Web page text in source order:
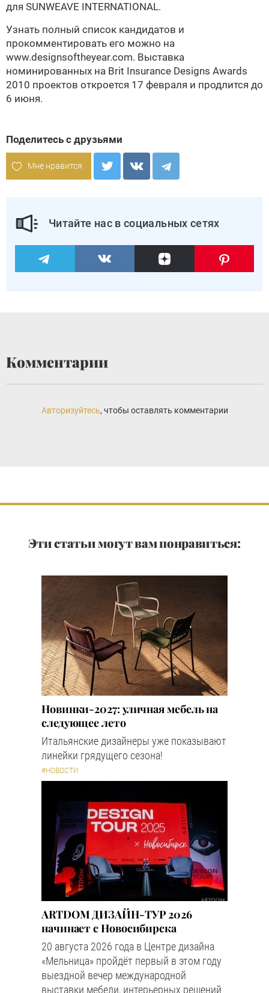
для SUNWEAVE INTERNATIONAL.
Узнать полный список кандидатов и
прокомментировать его можно на
www.designsoftheyear.com. Выставка
номинированных на Brit Insurance Designs Awards
2010 проектов откроется 17 февраля и продлится до
6 июня.
Поделитесь с друзьями
Мне нравится
Читайте нас в социальных сетях
Комментарии
Авторизуйтесь, чтобы оставлять комментарии
Эти статьи могут вам понравиться:
Новинки-2027: уличная мебель на
следующее лето
Итальянские дизайнеры уже показывают
линейки грядущего сезона!
#НОВОСТИ
ARTDOM ДИЗАЙН-ТУР 2026
начинает с Новосибирска
20 августа 2026 года в Центре дизайна
«Мельница» пройдёт первый в этом году
выездной вечер международной
выставки мебели, интерьерных решений